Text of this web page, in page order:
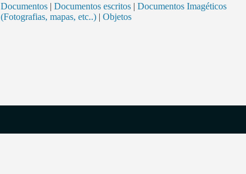
Documentos| Documentos escritos| Documentos Imagéticos
(Fotografias, mapas, etc..)| Objetos